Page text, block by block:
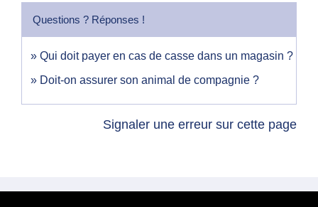
Questions ? Réponses !
Qui doit payer en cas de casse dans un magasin ?
Doit-on assurer son animal de compagnie ?
Signaler une erreur sur cette page